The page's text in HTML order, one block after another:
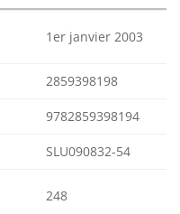
1er janvier 2003
2859398198
9782859398194
SLU090832-54
248